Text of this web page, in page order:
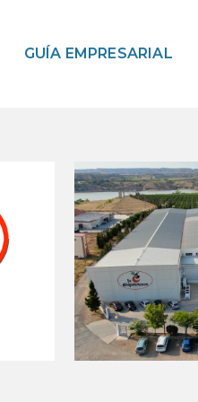
GUÍA EMPRESARIAL